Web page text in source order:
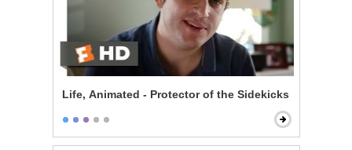
Life, Animated - Protector of the Sidekicks